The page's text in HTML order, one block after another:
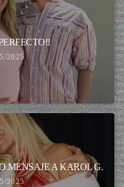
2025
MENSAJE A KAROL G.
2025